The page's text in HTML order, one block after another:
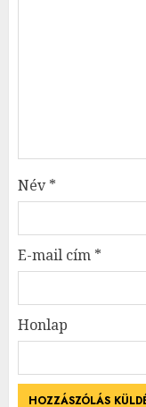
Név*
E-mail cím *
Honlap